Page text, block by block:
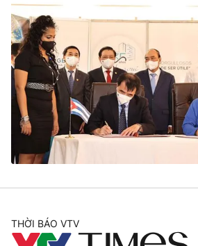
Giải sao mai
Làm đẹp
Chất lượng cuộc sống
Tuyển sinh
Học trực tuyến
Công nghệ
Hitech Công nghệ tương lai
Sản phẩm
Thị trường
Giao lưu trực tuyến
Lịch phát sóng
Chuyên mục khác
Emagazine Podcast
Photo
THỜI BÁO VTV